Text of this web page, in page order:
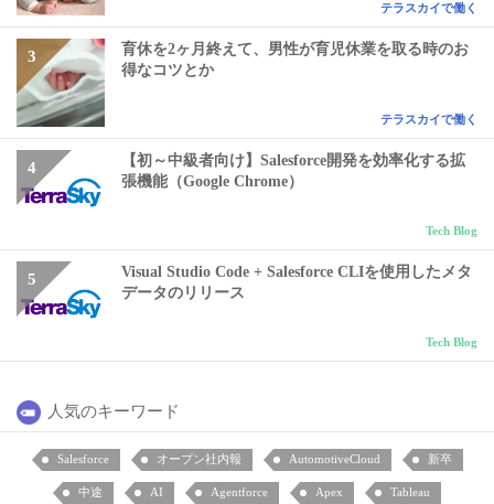
テラスカイで働く
育休を2ヶ月終えて、男性が育児休業を取る時のお
得なコツとか
テラスカイで働く
【初～中級者向け】Salesforce開発を効率化する拡
張機能（Google Chrome）
Tech Blog
Visual Studio Code + Salesforce CLIを使用したメタ
データのリリース
Tech Blog
人気のキーワード
Salesforce オープン社内報 AutomotiveCloud 新卒
中途 AI Agentforce Apex Tableau